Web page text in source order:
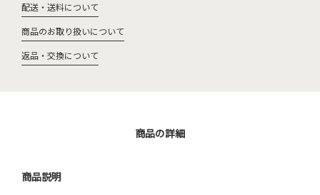
配送・送料について
商品のお取り扱いについて
返品・交換について
商品の詳細
商品説明